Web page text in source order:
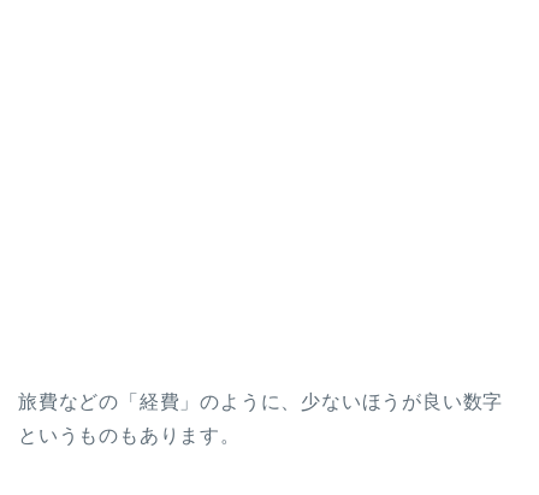
旅費などの「経費」のように、少ないほうが良い数字
というものもあります。